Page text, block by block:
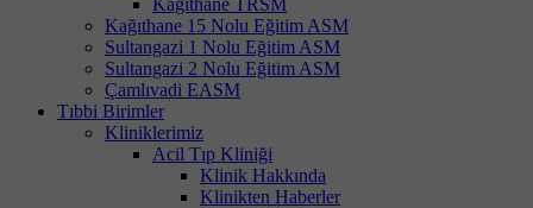
Kağıthane 15 Nolu Eğitim ASM
Sultangazi 1 Nolu Eğitim ASM
Sultangazi 2 Nolu Eğitim ASM
Çamlıvadi EASM
Tıbbi Birimler
Kliniklerimiz
Acil Tıp Kliniği
Klinik Hakkında
Klinikten Haberler